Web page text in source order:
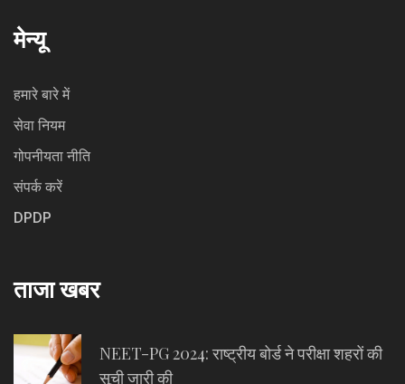
मेन्यू
हमारे बारे में
सेवा नियम
गोपनीयता नीति
संपर्क करें
DPDP
ताजा खबर
NEET-PG 2024: राष्ट्रीय बोर्ड ने परीक्षा शहरों की
सूची जारी की